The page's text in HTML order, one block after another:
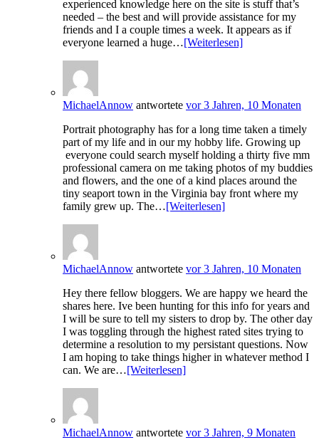
experienced knowledge here on the site is stuff that’s
needed – the best and will provide assistance for my
friends and I a couple times a week. It appears as if
everyone learned a huge…[Weiterlesen]
MichaelAnnow antwortete vor 3 Jahren, 10 Monaten
Portrait photography has for a long time taken a timely
part of my life and in our my hobby life. Growing up
everyone could search myself holding a thirty five mm
professional camera on me taking photos of my buddies
and flowers, and the one of a kind places around the
tiny seaport town in the Virginia bay front where my
family grew up. The…[Weiterlesen]
MichaelAnnow antwortete vor 3 Jahren, 10 Monaten
Hey there fellow bloggers. We are happy we heard the
shares here. Ive been hunting for this info for years and
I will be sure to tell my sisters to drop by. The other day
I was toggling through the highest rated sites trying to
determine a resolution to my persistant questions. Now
I am hoping to take things higher in whatever method I
can. We are…[Weiterlesen]
MichaelAnnow antwortete vor 3 Jahren, 9 Monaten